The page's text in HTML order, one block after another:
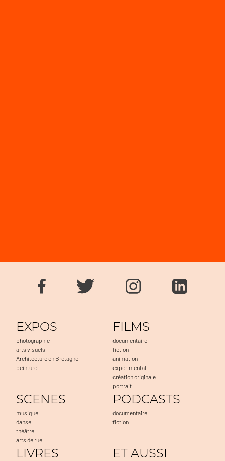
EXPOS
photographie
arts visuels
Architecture en Bretagne
peinture
FILMS
documentaire
fiction
animation
expérimental
création originale
portrait
SCENES
musique
danse
théâtre
arts de rue
PODCASTS
documentaire
fiction
LIVRES ET AUSSI